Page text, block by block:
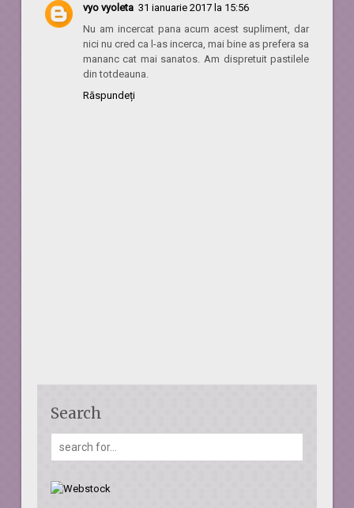
vyo vyoleta 31 ianuarie 2017 la 15:56
Nu am incercat pana acum acest supliment, dar
nici nu cred ca l-as incerca, mai bine as prefera sa
mananc cat mai sanatos. Am dispretuit pastilele
din totdeauna.
Răspundeți
Search